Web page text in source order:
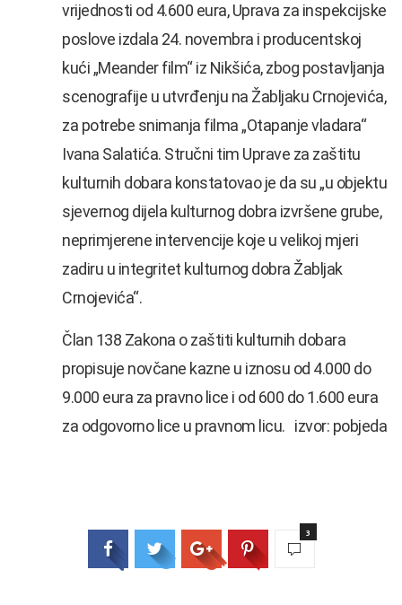
vrijednosti od 4.600 eura, Uprava za inspekcijske
poslove izdala 24. novembra i producentskoj
kući „Meander film“ iz Nikšića, zbog postavljanja
scenografije u utvrđenju na Žabljaku Crnojevića,
za potrebe snimanja filma „Otapanje vladara“
Ivana Salatića. Stručni tim Uprave za zaštitu
kulturnih dobara konstatovao je da su „u objektu
sjevernog dijela kulturnog dobra izvršene grube,
neprimjerene intervencije koje u velikoj mjeri
zadiru u integritet kulturnog dobra Žabljak
Crnojevića“.
Član 138 Zakona o zaštiti kulturnih dobara
propisuje novčane kazne u iznosu od 4.000 do
9.000 eura za pravno lice i od 600 do 1.600 eura
za odgovorno lice u pravnom licu. izvor: pobjeda
3